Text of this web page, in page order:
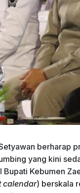
berharap
yang kini
Kebumen
calendar) berskala